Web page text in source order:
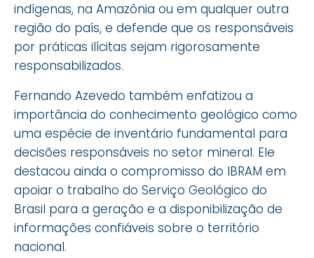
indígenas, na Amazônia ou em qualquer outra
região do país, e defende que os responsáveis
por práticas ilícitas sejam rigorosamente
responsabilizados.
Fernando Azevedo também enfatizou a
importância do conhecimento geológico como
uma espécie de inventário fundamental para
decisões responsáveis no setor mineral. Ele
destacou ainda o compromisso do IBRAM em
apoiar o trabalho do Serviço Geológico do
Brasil para a geração e a disponibilização de
informações confiáveis sobre o território
nacional.